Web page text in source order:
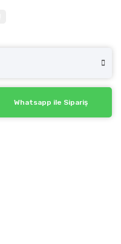
Whatsapp ile Sipariş